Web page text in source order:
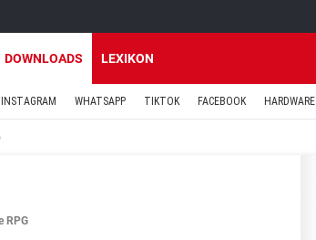
DOWNLOADS LEXIKON
INSTAGRAM WHATSAPP TIKTOK FACEBOOK HARDWARE
RPG